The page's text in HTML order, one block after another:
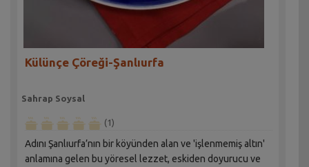
Külünçe Çöreği-Şanlıurfa
Sahrap Soysal
(1)
Adını Şanlıurfa’nın bir köyünden alan ve 'işlenmemiş altın'
anlamına gelen bu yöresel lezzet, eskiden doyurucu ve